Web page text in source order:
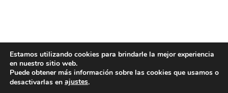
POLÍTICA DE COOKIES POLÍTICA DE PRIVACIDAD
Estamos utilizando cookies para brindarle la mejor experiencia
en nuestro sitio web.
Puede obtener más información sobre las cookies que usamos o
desactivarlas en ajustes.